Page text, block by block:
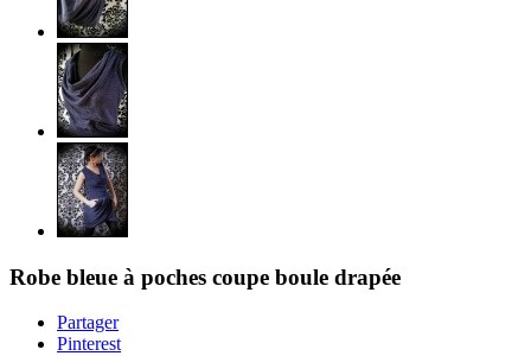
Robe bleue à poches coupe boule drapée
Partager
Pinterest